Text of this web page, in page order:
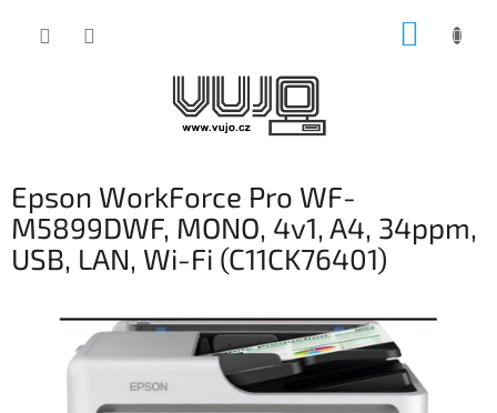
Epson WorkForce Pro WF-
M5899DWF, MONO, 4v1, A4, 34ppm,
USB, LAN, Wi-Fi (C11CK76401)